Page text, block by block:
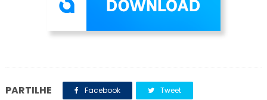
PARTILHE Facebook Tweet